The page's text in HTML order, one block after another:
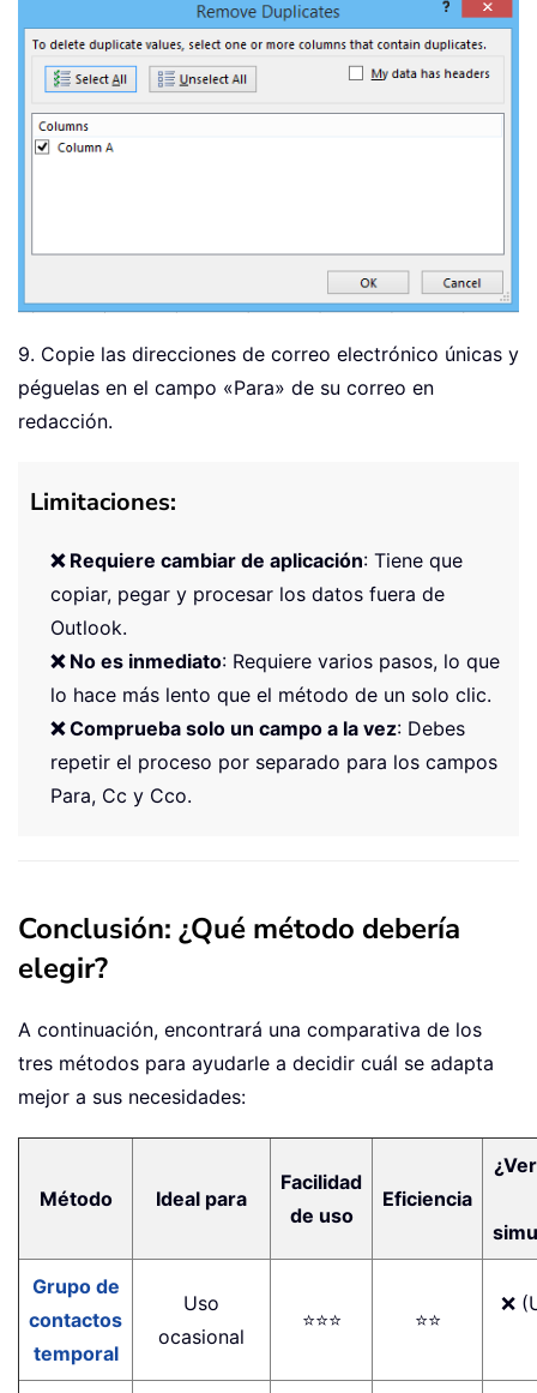
9. Copie las direcciones de correo electrónico únicas y
péguelas en el campo «Para» de su correo en
redacción.
Limitaciones:
❌ Requiere cambiar de aplicación: Tiene que
copiar, pegar y procesar los datos fuera de
Outlook.
❌ No es inmediato: Requiere varios pasos, lo que
lo hace más lento que el método de un solo clic.
❌ Comprueba solo un campo a la vez: Debes
repetir el proceso por separado para los campos
Para, Cc y Cco.
Conclusión: ¿Qué método debería
elegir?
A continuación, encontrará una comparativa de los
tres métodos para ayudarle a decidir cuál se adapta
mejor a sus necesidades:
Método Ideal para
Facilidad
de uso
Eficiencia
Grupo de
contactos
temporal
Uso
ocasional
⭐⭐⭐ ⭐⭐
❌